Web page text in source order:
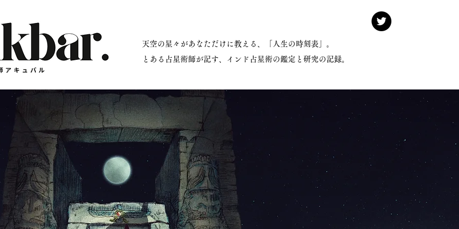
師アキュバル公式サイト
​天空の星々があなただけに教える、「人生の時刻表」。
とある占星術師が記す、インド占星術の鑑定と研究の記録。